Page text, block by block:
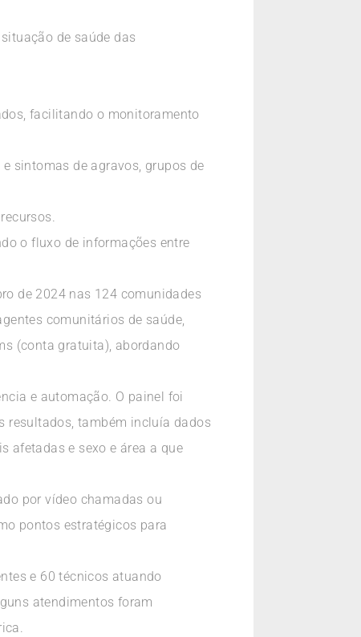
de saúde das
facilitando o monitoramento
sintomas de agravos, grupos de
o fluxo de informações entre
de 2024 nas 124 comunidades
comunitários de saúde,
(conta gratuita), abordando
e automação. O painel foi
resultados, também incluía dados
afetadas e sexo e área a que
por vídeo chamadas ou
pontos estratégicos para
e 60 técnicos atuando
atendimentos foram